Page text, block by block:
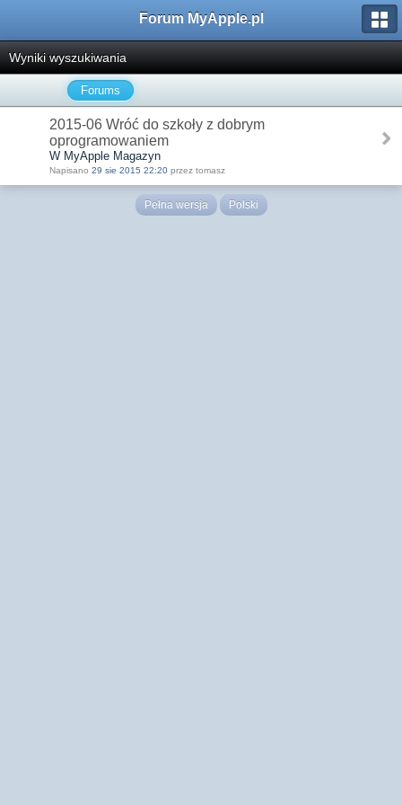
Forum MyApple.pl
Wyniki wyszukiwania
Forums
2015-06 Wróć do szkoły z dobrym
oprogramowaniem
W MyApple Magazyn
Napisano 29 sie 2015 22:20 przez tomasz
Pełna wersja Polski